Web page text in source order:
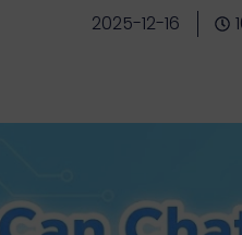
2025-12-16